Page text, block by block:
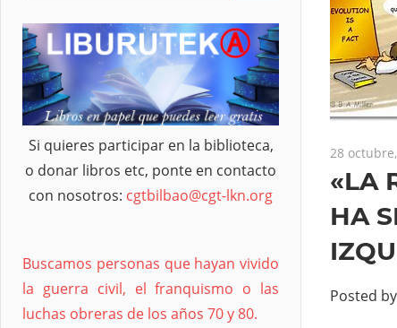
28
«LA
HA
Posted by
Si quieres participar en la biblioteca,
o donar libros etc, ponte en contacto
con nosotros: cgtbilbao@cgt-lkn.org
Buscamos personas que hayan vivido
la guerra civil, el franquismo o las
luchas obreras de los años 70 y 80.